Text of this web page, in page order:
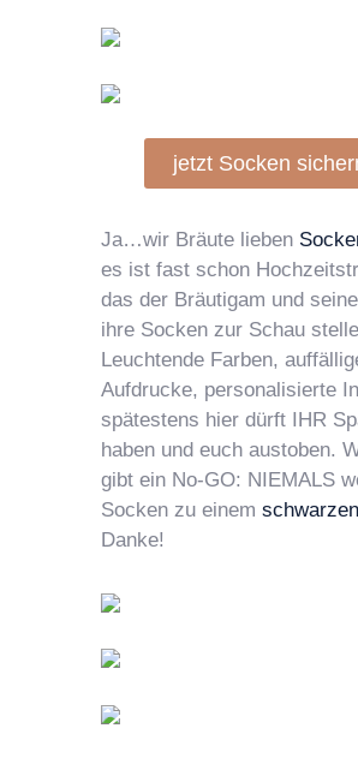
jetzt Socken
Ja…wir Bräute lieben
es ist fast schon
das der Bräutigam und
ihre Socken zur Schau
Leuchtende Farben,
Aufdrucke, personalisierte
spätestens hier dürft IHR
haben und euch austoben.
gibt ein No-GO: NIEMALS
Socken zu einem
Danke!